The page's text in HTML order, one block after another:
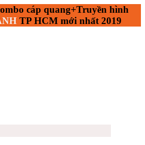
cáp quang+Truyền hình
TP HCM mới nhất 2019